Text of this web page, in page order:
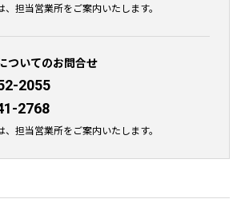
担当営業所をご案内いたします。
ついてのお問合せ
2055
2768
担当営業所をご案内いたします。